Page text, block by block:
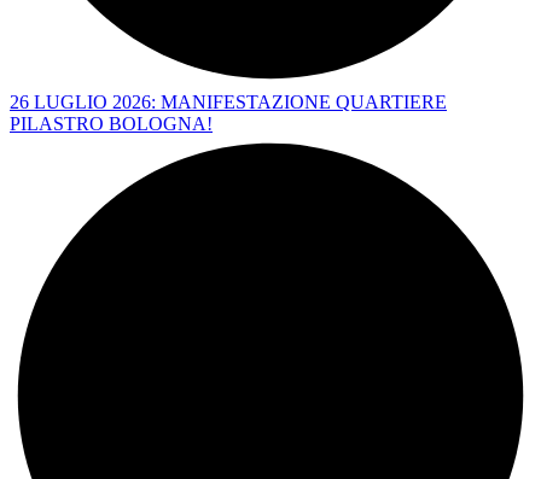
26 LUGLIO 2026: MANIFESTAZIONE QUARTIERE
PILASTRO BOLOGNA!